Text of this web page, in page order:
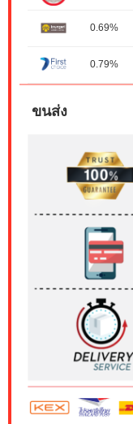
0.69%
0.79%
ขนส่ง